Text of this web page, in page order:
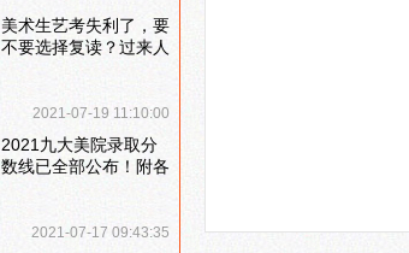
美术生艺考失利了，要
不要选择复读？过来人
2021-07-19 11:10:00
2021九大美院录取分
数线已全部公布！附各
2021-07-17 09:43:35